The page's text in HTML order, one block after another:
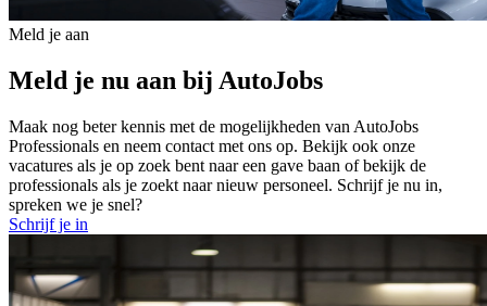
Meld je aan
Meld je nu aan bij AutoJobs
Maak nog beter kennis met de mogelijkheden van AutoJobs
Professionals en neem contact met ons op. Bekijk ook onze
vacatures als je op zoek bent naar een gave baan of bekijk de
professionals als je zoekt naar nieuw personeel. Schrijf je nu in,
spreken we je snel?
Schrijf je in